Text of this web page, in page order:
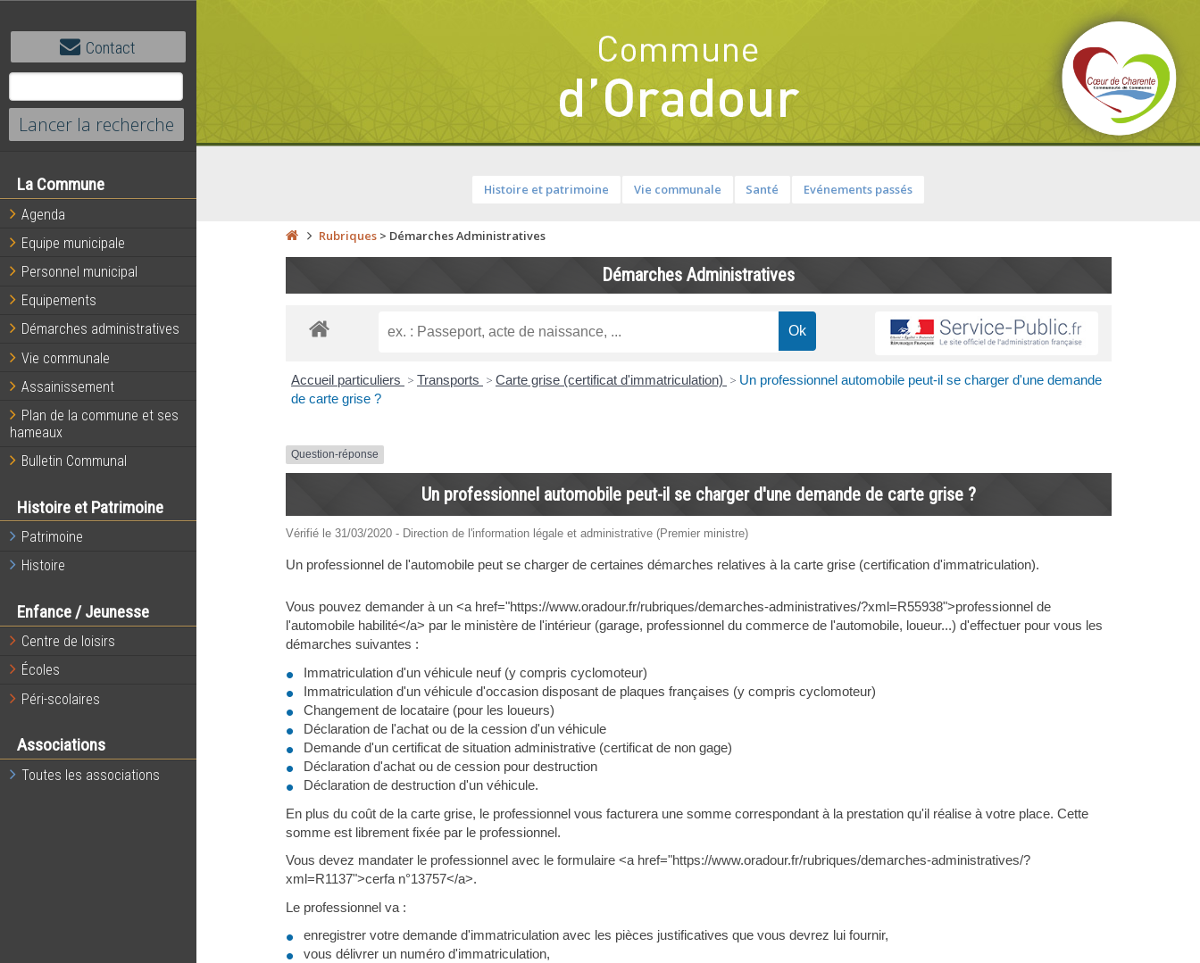
Contact
La Commune
Agenda
Equipe municipale
Personnel municipal
Equipements
Démarches administratives
Vie communale
Assainissement
Plan de la commune et ses
hameaux
Bulletin Communal
Histoire et Patrimoine
Patrimoine
Histoire
Enfance / Jeunesse
Centre de loisirs
Écoles
Péri-scolaires
Associations
Toutes les associations
Histoire et patrimoine Vie communale Santé Evénements passés
Rubriques> Démarches Administratives
Démarches Administratives
Accueil particuliers > Transports > Carte grise (certificat d'immatriculation) > Un professionnel automobile peut-il se charger d'une demande
de carte grise ?
Question-réponse
Un professionnel automobile peut-il se charger d'une demande de carte grise ?
Vérifié le 31/03/2020 - Direction de l'information légale et administrative (Premier ministre)
Un professionnel de l'automobile peut se charger de certaines démarches relatives à la carte grise (certification d'immatriculation).
Vous pouvez demander à un <a href="https://www.oradour.fr/rubriques/demarches-administratives/?xml=R55938">professionnel de
l'automobile habilité</a> par le ministère de l'intérieur (garage, professionnel du commerce de l'automobile, loueur...) d'effectuer pour vous les
démarches suivantes :
Immatriculation d'un véhicule neuf (y compris cyclomoteur)
Immatriculation d'un véhicule d'occasion disposant de plaques françaises (y compris cyclomoteur)
Changement de locataire (pour les loueurs)
Déclaration de l'achat ou de la cession d'un véhicule
Demande d'un certificat de situation administrative (certificat de non gage)
Déclaration d'achat ou de cession pour destruction
Déclaration de destruction d'un véhicule.
En plus du coût de la carte grise, le professionnel vous facturera une somme correspondant à la prestation qu'il réalise à votre place. Cette
somme est librement fixée par le professionnel.
Vous devez mandater le professionnel avec le formulaire <a href="https://www.oradour.fr/rubriques/demarches-administratives/?
xml=R1137">cerfa n°13757</a>.
Le professionnel va :
enregistrer votre demande d'immatriculation avec les pièces justificatives que vous devrez lui fournir,
vous délivrer un numéro d'immatriculation,